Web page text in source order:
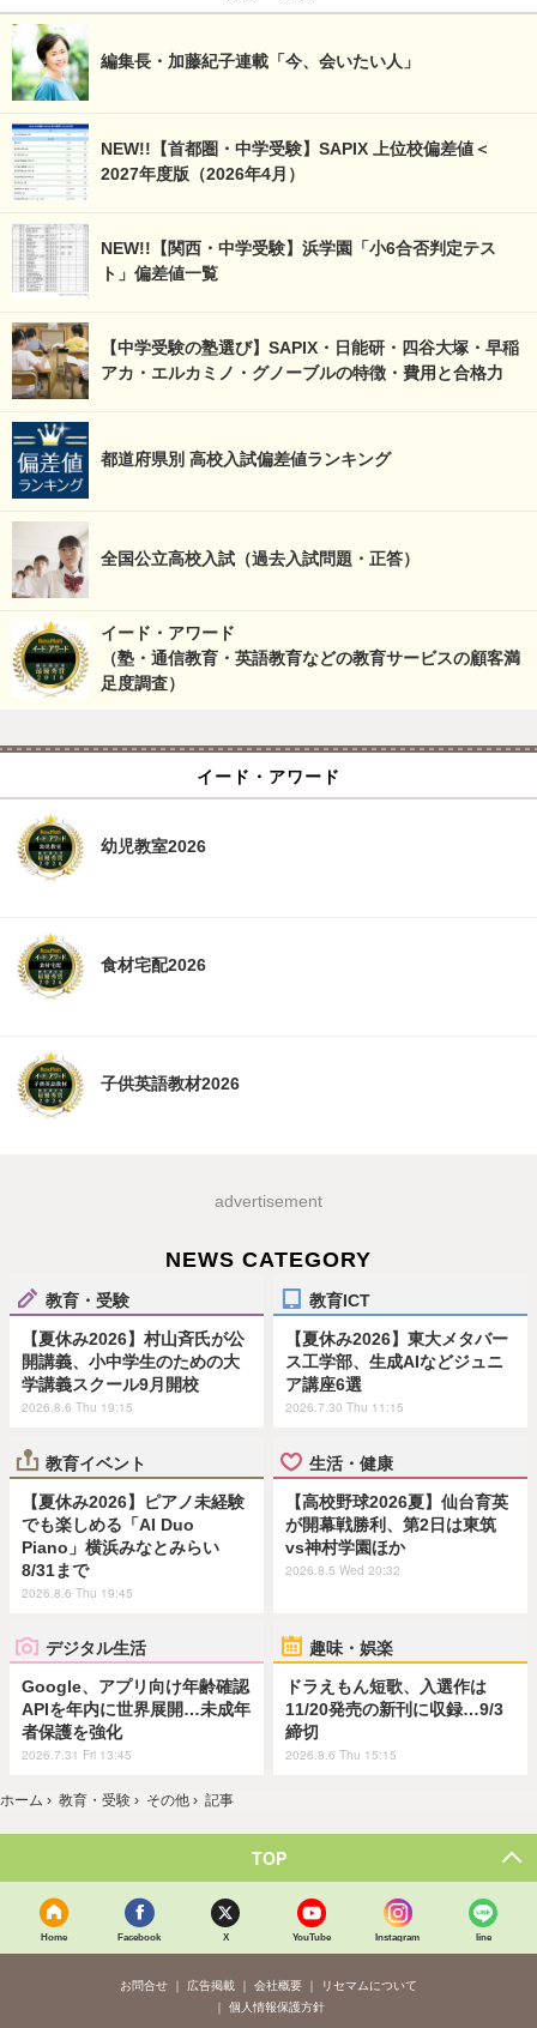
編集長・加藤紀子連載「今、会いたい人」
NEW!!【首都圏・中学受験】SAPIX 上位校偏差値＜
2027年度版（2026年4月）
NEW!!【関西・中学受験】浜学園「小6合否判定テス
ト」偏差値一覧
【中学受験の塾選び】SAPIX・日能研・四谷大塚・早稲
アカ・エルカミノ・グノーブルの特徴・費用と合格力
都道府県別 高校入試偏差値ランキング
全国公立高校入試（過去入試問題・正答）
イード・アワード
（塾・通信教育・英語教育などの教育サービスの顧客満
足度調査）
イード・アワード
幼児教室2026
食材宅配2026
子供英語教材2026
advertisement
NEWS CATEGORY
教育・受験
【夏休み2026】村山斉氏が公
開講義、小中学生のための大
学講義スクール9月開校
2026.8.6 Thu 19:15
教育ICT
【夏休み2026】東大メタバー
ス工学部、生成AIなどジュニ
ア講座6選
2026.7.30 Thu 11:15
教育イベント
【夏休み2026】ピアノ未経験
でも楽しめる「AI Duo
Piano」横浜みなとみらい
8/31まで
2026.8.6 Thu 19:45
生活・健康
【高校野球2026夏】仙台育英
が開幕戦勝利、第2日は東筑
vs神村学園ほか
2026.8.5 Wed 20:32
デジタル生活
Google、アプリ向け年齢確認
APIを年内に世界展開…未成年
者保護を強化
2026.7.31 Fri 13:45
趣味・娯楽
ドラえもん短歌、入選作は
11/20発売の新刊に収録…9/3
締切
2026.8.6 Thu 15:15
ホーム › 教育・受験 › その他 › 記事
TOP
Home Facebook X YouTube Instagram line
お問合せ 広告掲載 会社概要
リセマムについて
個人情報保護方針